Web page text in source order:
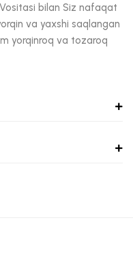
bilan Siz nafaqat
va yaxshi saqlangan
yorqinroq va tozaroq